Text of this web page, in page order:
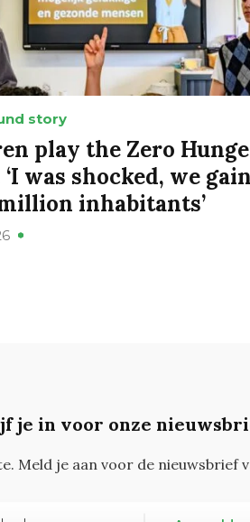
story
play the Zero
‘I was shocked, we
inhabitants’
je in voor onze
Meld je aan voor de nieuwsbrief